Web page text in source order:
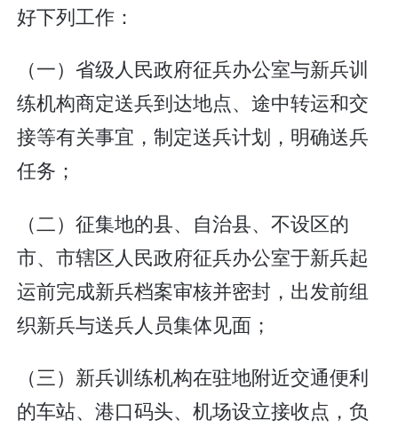
好下列工作：
（一）省级人民政府征兵办公室与新兵训
练机构商定送兵到达地点、途中转运和交
接等有关事宜，制定送兵计划，明确送兵
任务；
（二）征集地的县、自治县、不设区的
市、市辖区人民政府征兵办公室于新兵起
运前完成新兵档案审核并密封，出发前组
织新兵与送兵人员集体见面；
（三）新兵训练机构在驻地附近交通便利
的车站、港口码头、机场设立接收点，负